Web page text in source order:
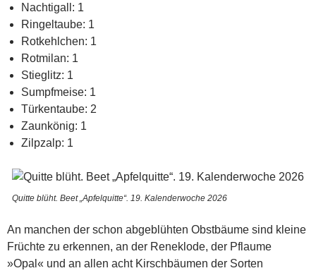
Nachtigall: 1
Ringeltaube: 1
Rotkehlchen: 1
Rotmilan: 1
Stieglitz: 1
Sumpfmeise: 1
Türkentaube: 2
Zaunkönig: 1
Zilpzalp: 1
Quitte blüht. Beet „Apfelquitte“. 19. Kalenderwoche 2026
An manchen der schon abgeblühten Obstbäume sind kleine
Früchte zu erkennen, an der Reneklode, der Pflaume
»Opal« und an allen acht Kirschbäumen der Sorten